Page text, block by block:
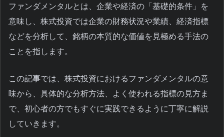
ファンダメンタルとは、企業や経済の「基礎的条件」を
意味し、株式投資では企業の財務状況や業績、経済指標
などを分析して、銘柄の本質的な価値を見極める手法の
ことを指します。
この記事では、株式投資におけるファンダメンタルの意
味から、具体的な分析方法、よく使われる指標の見方ま
で、初心者の方でもすぐに実践できるように丁寧に解説
していきます。